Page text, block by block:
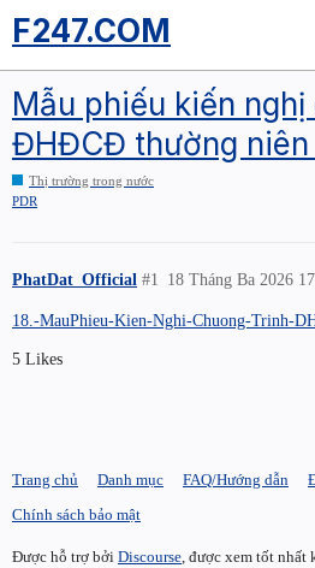
F247.COM
Mẫu phiếu kiến
ĐHĐCĐ thường
Thị trường trong nước
PDR
PhatDat_Official 18 Tháng Ba 2026
#1
18.-MauPhieu-Kien-Nghi-Chuong-Trinh-
5 Likes
Trang chủ Danh mục FAQ/Hướng dẫn
Chính sách bảo mật
Được hỗ trợ bởi Discourse, được xem tốt nhất